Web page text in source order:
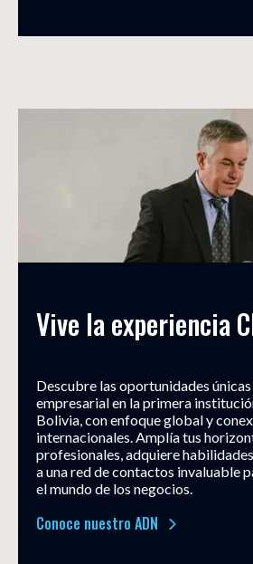
Vive la experiencia
Descubre las oportunidades
empresarial en la primera
Bolivia, con enfoque global y
internacionales. Amplía tus
profesionales, adquiere
a una red de contactos invaluable
el mundo de los negocios.
Conoce nuestro ADN